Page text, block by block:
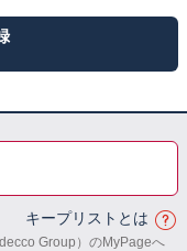
キープリストとは
Group）のMyPageへ